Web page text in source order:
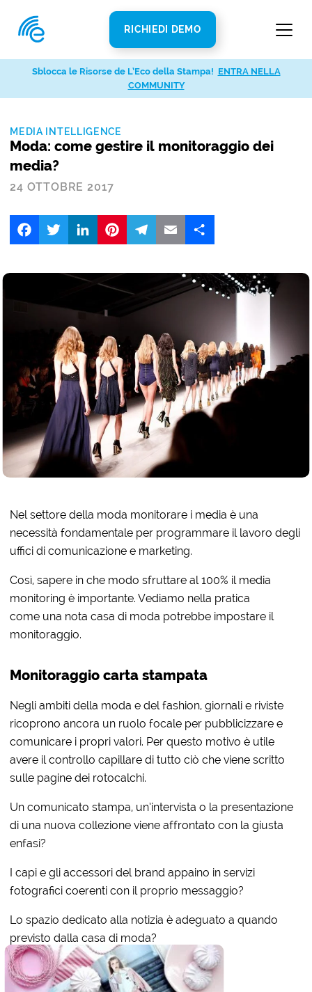
RICHIEDI DEMO
MEDIA INTELLIGENCE
Moda: come gestire il monitoraggio dei
media?
24 OTTOBRE 2017
FacebookTwitter LinkedIn
Nel settore della moda monitorare i media è una
necessità fondamentale per programmare il lavoro degli
uffici di comunicazione e marketing.
Così, sapere in che modo sfruttare al 100% il media
monitoring è importante. Vediamo nella pratica
come una nota casa di moda potrebbe impostare il
monitoraggio.
Monitoraggio carta stampata
Negli ambiti della moda e del fashion, giornali e riviste
ricoprono ancora un ruolo focale per pubblicizzare e
comunicare i propri valori. Per questo motivo è utile
avere il controllo capillare di tutto ciò che viene scritto
sulle pagine dei rotocalchi.
Un comunicato stampa, un’intervista o la presentazione
di una nuova collezione viene affrontato con la giusta
enfasi?
I capi e gli accessori del brand appaino in servizi
fotografici coerenti con il proprio messaggio?
Lo spazio dedicato alla notizia è adeguato a quando
previsto dalla casa di moda?
Sblocca le Risorse de L’Eco della Stampa! ENTRA NELLA
COMMUNITY